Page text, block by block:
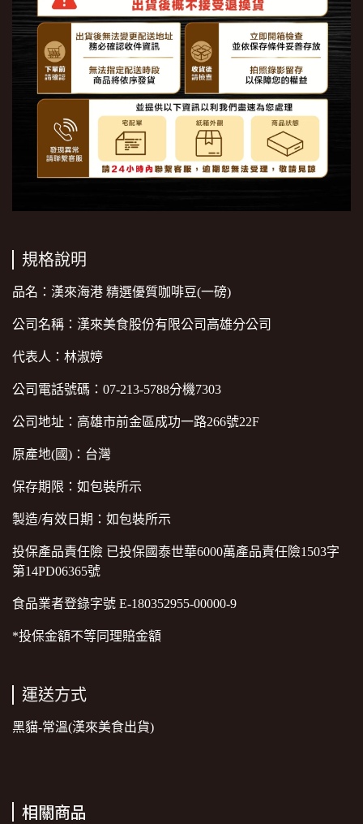
規格說明
品名：漢來海港 精選優質咖啡豆(一磅)
公司名稱：漢來美食股份有限公司高雄分公司
代表人：林淑婷
公司電話號碼：07-213-5788分機7303
公司地址：高雄市前金區成功一路266號22F
原產地(國)：台灣
保存期限：如包裝所示
製造/有效日期：如包裝所示
投保產品責任險 已投保國泰世華6000萬產品責任險1503字
第14PD06365號
食品業者登錄字號 E-180352955-00000-9
*投保金額不等同理賠金額
運送方式
黑貓-常溫(漢來美食出貨)
相關商品